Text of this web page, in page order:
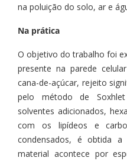
na poluição do solo, ar e
Na prática
O objetivo do trabalho foi
presente na parede
cana-de-açúcar, rejeito
pelo método de
solventes adicionados,
com os lipídeos e
condensados, é obtida a
material acontece por